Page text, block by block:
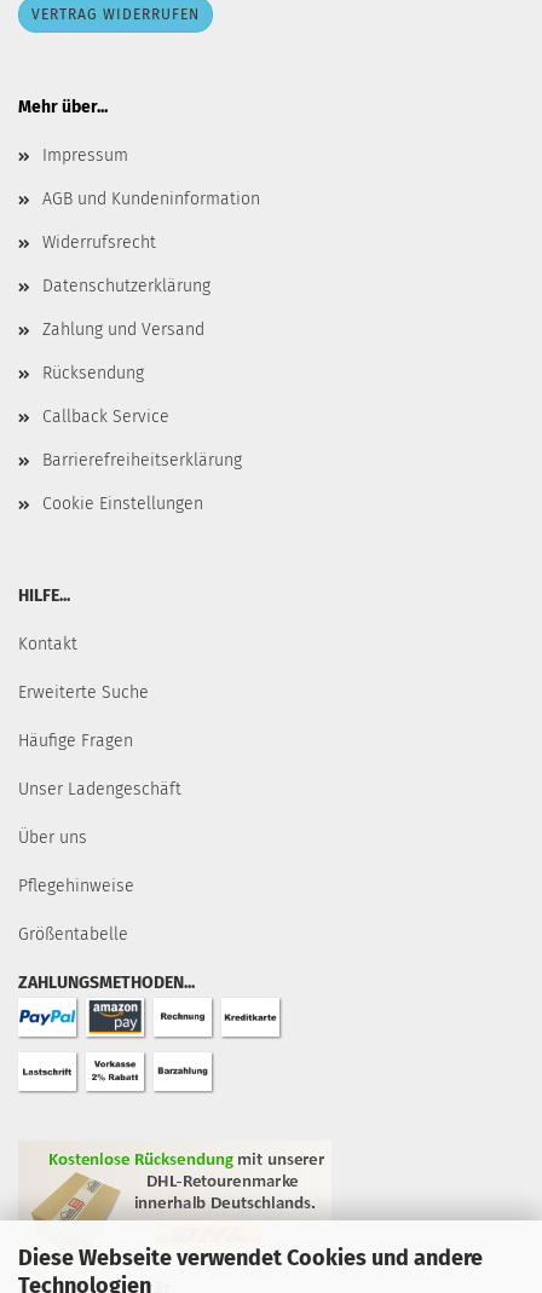
Diese Webseite verwendet Cookies und andere
Technologien
VERTRAG WIDERRUFEN
Mehr über...
Impressum
AGB und Kundeninformation
Widerrufsrecht
Datenschutzerklärung
Zahlung und Versand
Rücksendung
Callback Service
Barrierefreiheitserklärung
Cookie Einstellungen
HILFE...
Kontakt
Erweiterte Suche
Häufige Fragen
Unser Ladengeschäft
Über uns
Pflegehinweise
Größentabelle
ZAHLUNGSMETHODEN...